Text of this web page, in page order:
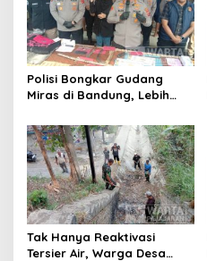
Polisi Bongkar Gudang
Miras di Bandung, Lebih
Tak Hanya Reaktivasi
Tersier Air, Warga Desa